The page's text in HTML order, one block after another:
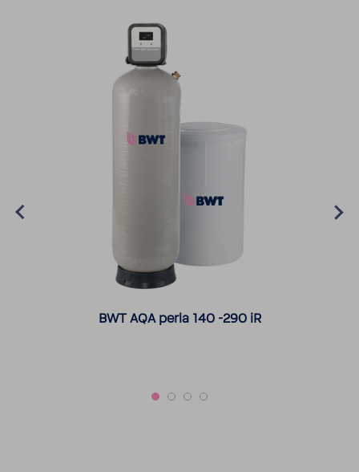
BWT PERLA DUO 141-​291